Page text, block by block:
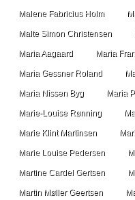
Malene Fabricius Holm
Malte Simon Christensen
Maria Aagaard Maria
Maria Gessner Roland
Maria Nissen Byg Maria
Marie-Louise Rønning
Marie Klint Martinsen
Marie Louise Pedersen
Martine Cardel Gertsen
Martin Møller Geertsen